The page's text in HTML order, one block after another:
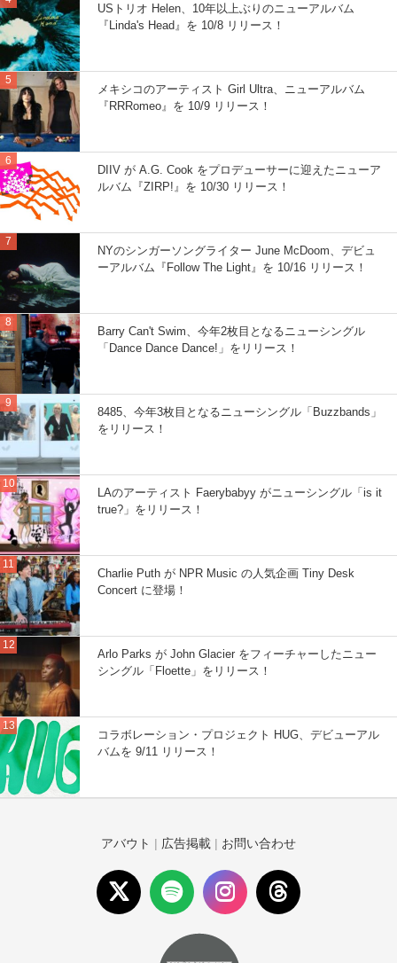
USトリオ Helen、10年以上ぶりのニューアルバム
『Linda's Head』を 10/8 リリース！
メキシコのアーティスト Girl Ultra、ニューアルバム
『RRRomeo』を 10/9 リリース！
DIIV が A.G. Cook をプロデューサーに迎えたニューア
ルバム『ZIRP!』を 10/30 リリース！
NYのシンガーソングライター June McDoom、デビュ
ーアルバム『Follow The Light』を 10/16 リリース！
Barry Can't Swim、今年2枚目となるニューシングル
「Dance Dance Dance!」をリリース！
8485、今年3枚目となるニューシングル「Buzzbands」
をリリース！
LAのアーティスト Faerybabyy がニューシングル「is it
true?」をリリース！
Charlie Puth が NPR Music の人気企画 Tiny Desk
Concert に登場！
Arlo Parks が John Glacier をフィーチャーしたニュー
シングル「Floette」をリリース！
コラボレーション・プロジェクト HUG、デビューアル
バムを 9/11 リリース！
アバウト | 広告掲載 | お問い合わせ